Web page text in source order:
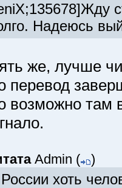
Надеюсь
же, лучше
перевод
возможно там
Admin ( )
хоть